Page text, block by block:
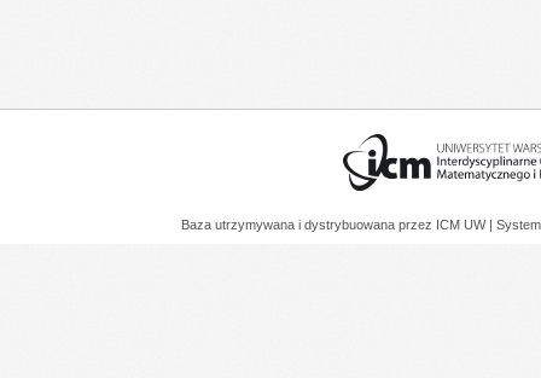
Baza utrzymywana i dystrybuowana przez ICM UW |